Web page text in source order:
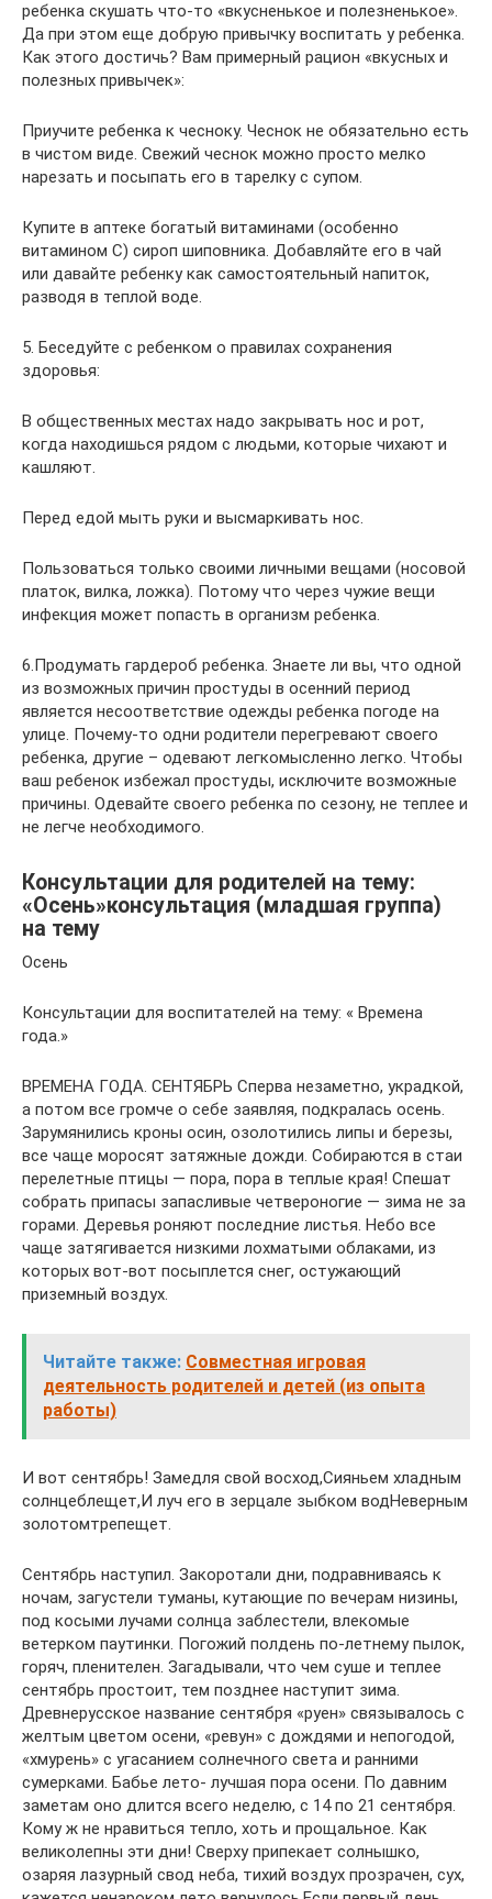
ребенка скушать что-то «вкусненькое и полезненькое».
Да при этом еще добрую привычку воспитать у ребенка.
Как этого достичь? Вам примерный рацион «вкусных и
полезных привычек»:
Приучите ребенка к чесноку. Чеснок не обязательно есть
в чистом виде. Свежий чеснок можно просто мелко
нарезать и посыпать его в тарелку с супом.
Купите в аптеке богатый витаминами (особенно
витамином С) сироп шиповника. Добавляйте его в чай
или давайте ребенку как самостоятельный напиток,
разводя в теплой воде.
5. Беседуйте с ребенком о правилах сохранения
здоровья:
В общественных местах надо закрывать нос и рот,
когда находишься рядом с людьми, которые чихают и
кашляют.
Перед едой мыть руки и высмаркивать нос.
Пользоваться только своими личными вещами (носовой
платок, вилка, ложка). Потому что через чужие вещи
инфекция может попасть в организм ребенка.
6.Продумать гардероб ребенка. Знаете ли вы, что одной
из возможных причин простуды в осенний период
является несоответствие одежды ребенка погоде на
улице. Почему-то одни родители перегревают своего
ребенка, другие – одевают легкомысленно легко. Чтобы
ваш ребенок избежал простуды, исключите возможные
причины. Одевайте своего ребенка по сезону, не теплее и
не легче необходимого.
Консультации для родителей на тему:
«Осень»консультация (младшая группа)
на тему
Осень
Консультации для воспитателей на тему: « Времена
года.»
ВРЕМЕНА ГОДА. СЕНТЯБРЬ Сперва незаметно, украдкой,
а потом все громче о себе заявляя, подкралась осень.
Зарумянились кроны осин, озолотились липы и березы,
все чаще моросят затяжные дожди. Собираются в стаи
перелетные птицы — пора, пора в теплые края! Спешат
собрать припасы запасливые четвероногие — зима не за
горами. Деревья роняют последние листья. Небо все
чаще затягивается низкими лохматыми облаками, из
которых вот-вот посыплется снег, остужающий
приземный воздух.
Читайте также: Совместная игровая
деятельность родителей и детей (из опыта
работы)
И вот сентябрь! Замедля свой восход,Сияньем хладным
солнцеблещет,И луч его в зерцале зыбком водНеверным
золотомтрепещет.
Сентябрь наступил. Закоротали дни, подравниваясь к
ночам, загустели туманы, кутающие по вечерам низины,
под косыми лучами солнца заблестели, влекомые
ветерком паутинки. Погожий полдень по-летнему пылок,
горяч, пленителен. Загадывали, что чем суше и теплее
сентябрь простоит, тем позднее наступит зима.
Древнерусское название сентября «руен» связывалось с
желтым цветом осени, «ревун» с дождями и непогодой,
«хмурень» с угасанием солнечного света и ранними
сумерками. Бабье лето- лучшая пора осени. По давним
заметам оно длится всего неделю, с 14 по 21 сентября.
Кому ж не нравиться тепло, хоть и прощальное. Как
великолепны эти дни! Сверху припекает солнышко,
озаряя лазурный свод неба, тихий воздух прозрачен, сух,